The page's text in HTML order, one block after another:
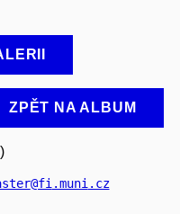
ZPĚT NA ALBUM
@fi.muni.cz